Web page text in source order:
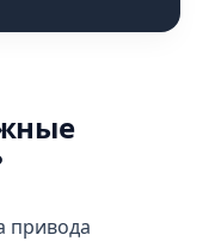
привода